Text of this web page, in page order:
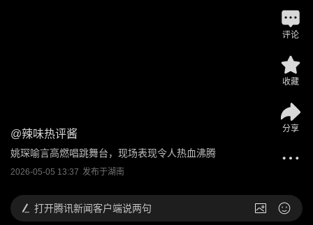
@辣味热评酱
姚琛喻言高燃唱跳舞台，现场表现令人热血沸腾
2026-05-05 13:37 发布于湖南
评论
收藏
分享
打开腾讯新闻客户端说两句